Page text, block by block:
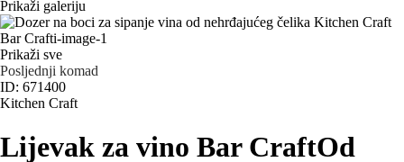
Prikaži galeriju
Prikaži sve
Posljednji komad
ID: 671400
Kitchen Craft
Lijevak za vino Bar CraftOd